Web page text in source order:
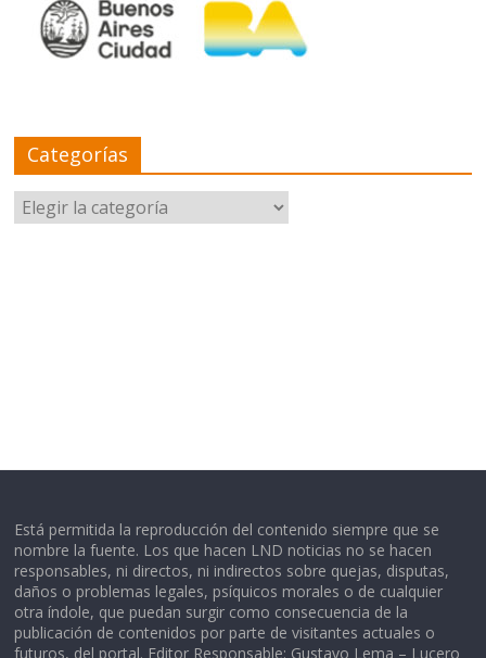
Categorías
Categorías
Está permitida la reproducción del contenido siempre que se
nombre la fuente. Los que hacen LND noticias no se hacen
responsables, ni directos, ni indirectos sobre quejas, disputas,
daños o problemas legales, psíquicos morales o de cualquier
otra índole, que puedan surgir como consecuencia de la
publicación de contenidos por parte de visitantes actuales o
futuros, del portal. Editor Responsable: Gustavo Lema – Lucero